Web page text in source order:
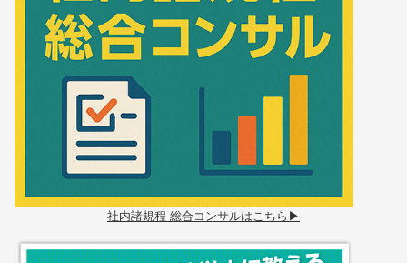
社内諸規程 総合コンサルはこちら▶